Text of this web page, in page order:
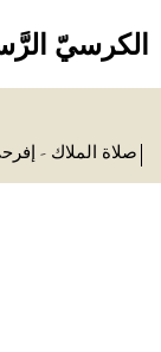
الكرسيّ
صلاة الملاك -